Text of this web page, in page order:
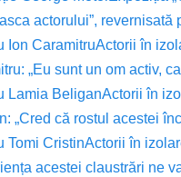
actorului”, revernisată
Ion CaramitruActorii în
„Eu sunt un om activ,
Lamia BeliganActorii în
„Cred că rostul acestei
Tomi CristinActorii în
acestei claustrări ne